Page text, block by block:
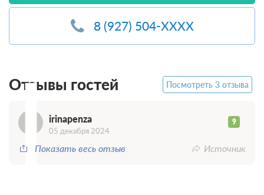
8 (927) 504-XXXX
Отзывы гостей Посмотреть 3 отзыва
Iirinapenza 9
05 декабря 2024
Показать весь отзыв Источник